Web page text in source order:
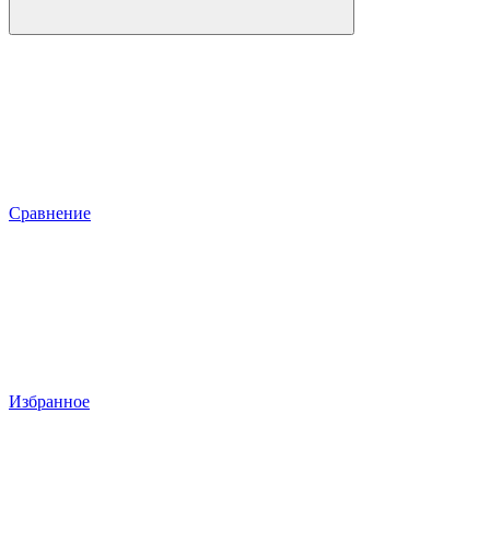
Сравнение
Избранное